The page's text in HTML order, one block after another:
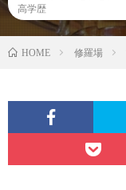
高学歴
HOME 修羅場